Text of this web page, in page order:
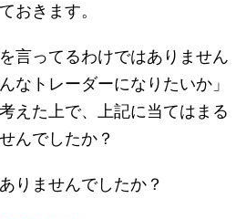
おきます。
言ってるわけではありません
なトレーダーになりたいか」
えた上で、上記に当てはまる
んでしたか？
りませんでしたか？